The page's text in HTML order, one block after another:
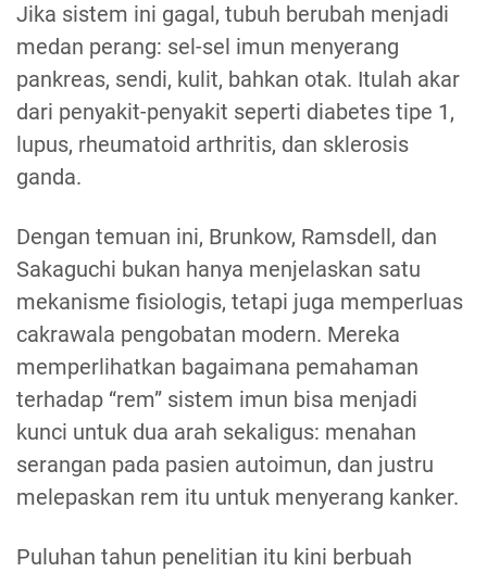
Jika sistem ini gagal, tubuh berubah menjadi
medan perang: sel-sel imun menyerang
pankreas, sendi, kulit, bahkan otak. Itulah akar
dari penyakit-penyakit seperti diabetes tipe 1,
lupus, rheumatoid arthritis, dan sklerosis
ganda.
Dengan temuan ini, Brunkow, Ramsdell, dan
Sakaguchi bukan hanya menjelaskan satu
mekanisme fisiologis, tetapi juga memperluas
cakrawala pengobatan modern. Mereka
memperlihatkan bagaimana pemahaman
terhadap “rem” sistem imun bisa menjadi
kunci untuk dua arah sekaligus: menahan
serangan pada pasien autoimun, dan justru
melepaskan rem itu untuk menyerang kanker.
Puluhan tahun penelitian itu kini berbuah